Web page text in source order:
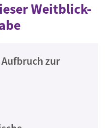
Weitblick-
zur